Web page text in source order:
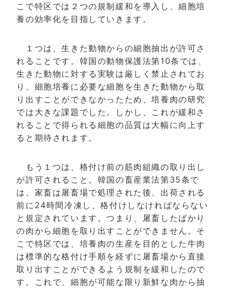
こで特区では２つの規制緩和を導入し、細胞培
養の効率化を目指していきます。
１つは、生きた動物からの細胞抽出が許可さ
れることです。韓国の動物保護法第10条では、
生きた動物に対する実験は厳しく禁止されてお
り、細胞培養に必要な細胞を生きた動物から取
り出すことができなかったため、培養肉の研究
では大きな課題でした。しかし、これが緩和さ
れることで得られる細胞の品質は大幅に向上す
ると期待されます。
もう１つは、格付け前の筋肉組織の取り出し
が許可されること。韓国の畜産業法第35条で
は、家畜は屠畜場で処理された後、出荷される
前に24時間冷凍し、格付けしなければならない
と規定されています。つまり、屠畜したばかり
の肉から細胞を取り出すことができません。そ
こで特区では、培養肉の生産を目的とした牛肉
は標準的な格付け手順を経ずに屠畜場から直接
取り出すことができるよう規制を緩和したので
す。これで、細胞が可能な限り新鮮な肉から抽